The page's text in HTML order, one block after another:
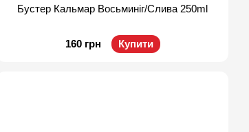
Бустер Кальмар Восьминіг/Слива 250ml
160 грн Купити